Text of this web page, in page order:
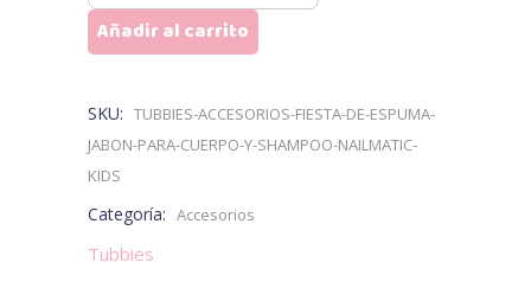
de
Espuma:
y
para
Cuerpo
Añadir al carrito
SKU: TUBBIES-ACCESORIOS-FIESTA-DE-ESPUMA-
JABON-PARA-CUERPO-Y-SHAMPOO-NAILMATIC-
KIDS
Categoría: Accesorios
Tubbies